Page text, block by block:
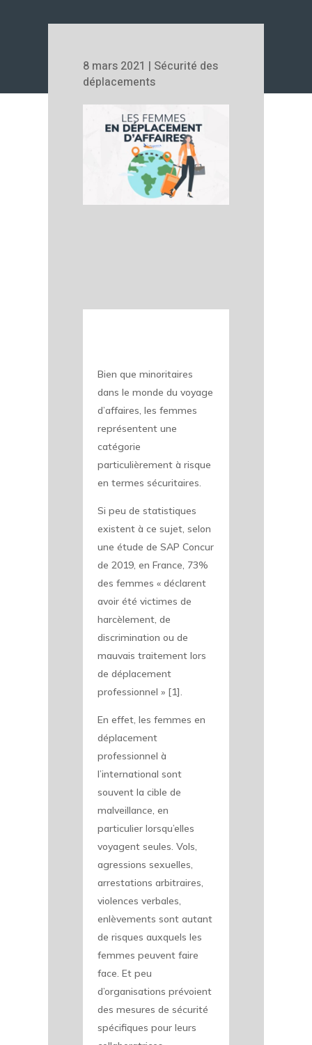
8 mars 2021 | Sécurité des
déplacements
Bien que minoritaires
dans le monde du voyage
d’affaires, les femmes
représentent une
catégorie
particulièrement à risque
en termes sécuritaires.
Si peu de statistiques
existent à ce sujet, selon
une étude de SAP Concur
de 2019, en France, 73%
des femmes « déclarent
avoir été victimes de
harcèlement, de
discrimination ou de
mauvais traitement lors
de déplacement
professionnel » [1].
En effet, les femmes en
déplacement
professionnel à
l’international sont
souvent la cible de
malveillance, en
particulier lorsqu’elles
voyagent seules. Vols,
agressions sexuelles,
arrestations arbitraires,
violences verbales,
enlèvements sont autant
de risques auxquels les
femmes peuvent faire
face. Et peu
d’organisations prévoient
des mesures de sécurité
spécifiques pour leurs